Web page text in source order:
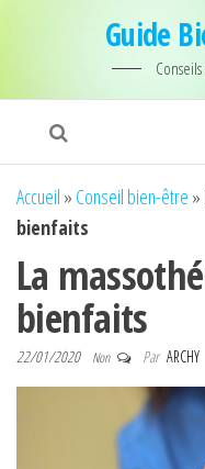
Guide
Accueil » Conseil bien-être »
bienfaits
La
bienfaits
22/01/2020 Non Par ARCHY